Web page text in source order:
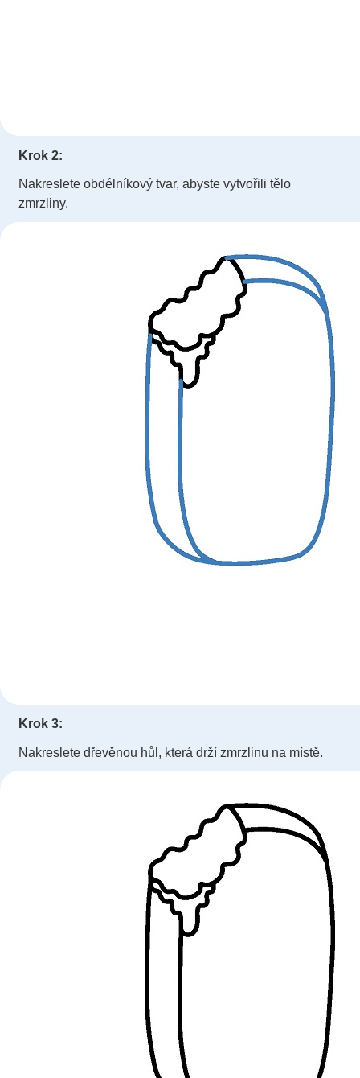
Krok 2:
Nakreslete obdélníkový tvar, abyste vytvořili tělo
zmrzliny.
Krok 3:
Nakreslete dřevěnou hůl, která drží zmrzlinu na místě.